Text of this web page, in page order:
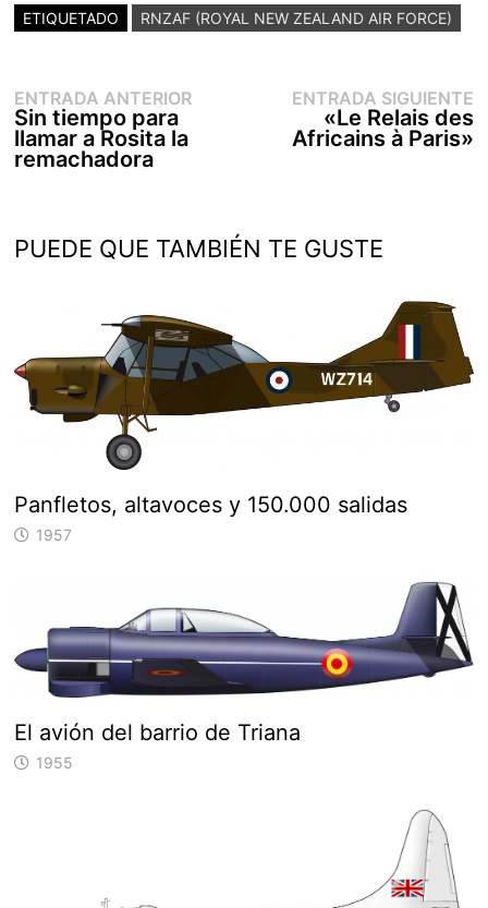
ETIQUETADO RNZAF (ROYAL NEW ZEALAND AIR FORCE)
Navegación
de
entradas
ENTRADA ANTERIOREntrada
Sin tiempo para
llamar a Rosita la
remachadora
ENTRADA SIGUIENTE
«Le Relais des
Africains à Paris»
PUEDE QUE TAMBIÉN TE GUSTE
Panfletos, altavoces y 150.000 salidas
1957
El avión del barrio de Triana
1955